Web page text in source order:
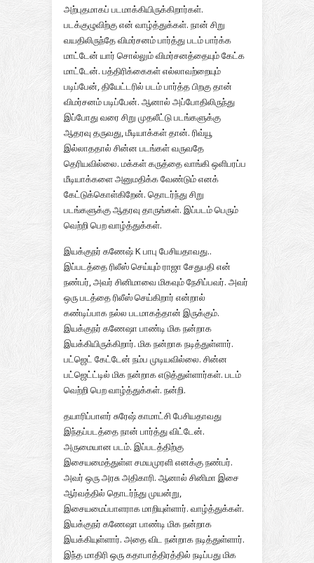
அற்புதமாகப் படமாக்கியிருக்கிறார்கள்.
படக்குழுவிற்கு என் வாழ்த்துக்கள். நான் சிறு
வயதிலிருந்தே விமர்சனம் பார்த்து படம் பார்க்க
மாட்டேன் யார் சொல்லும் விமர்சனத்தையும் கேட்க
மாட்டேன். பத்திரிக்கைகள் எல்லாவற்றையும்
படிப்பேன், தியேட்டரில் படம் பார்த்த பிறகு தான்
விமர்சனம் படிப்பேன். ஆனால் அப்போதிலிருந்து
இப்போது வரை சிறு முதலீட்டு படங்களுக்கு
ஆதரவு தருவது, மீடியாக்கள் தான். ரிவ்யூ
இல்லாததால் சின்ன படங்கள் வருவதே
தெரியவில்லை. மக்கள் கருத்தை வாங்கி ஒளிபரப்ப
மீடியாக்களை அனுமதிக்க வேண்டும் எனக்
கேட்டுக்கொள்கிறேன். தொடர்ந்து சிறு
படங்களுக்கு ஆதரவு தாருங்கள். இப்படம் பெரும்
வெற்றி பெற வாழ்த்துக்கள்.
இயக்குநர் கணேஷ் K பாபு பேசியதாவது..
இப்படத்தை ரிலீஸ் செய்யும் ராஜா சேதுபதி என்
நண்பர், அவர் சினிமாவை மிகவும் நேசிப்பவர். அவர்
ஒரு படத்தை ரிலீஸ் செய்கிறார் என்றால்
கண்டிப்பாக நல்ல படமாகத்தான் இருக்கும்.
இயக்குநர் கணேஷா பாண்டி மிக நன்றாக
இயக்கியிருக்கிறார். மிக நன்றாக நடித்துள்ளார்.
பட்ஜெட் கேட்டேன் நம்ப முடியவில்லை. சின்ன
பட்ஜெட்ட்டில் மிக நன்றாக எடுத்துள்ளார்கள். படம்
வெற்றி பெற வாழ்த்துக்கள். நன்றி.
தயாரிப்பாளர் சுரேஷ் காமாட்சி பேசியதாவது
இந்தப்படத்தை நான் பார்த்து விட்டேன்.
அருமையான படம். இப்படத்திற்கு
இசையமைத்துள்ள சமயமுரளி எனக்கு நண்பர்.
அவர் ஒரு அரசு அதிகாரி. ஆனால் சினிமா இசை
ஆர்வத்தில் தொடர்ந்து முயன்று,
இசையமைப்பாளராக மாறியுள்ளார். வாழ்த்துக்கள்.
இயக்குநர் கணேஷா பாண்டி மிக நன்றாக
இயக்கியுள்ளார். அதை விட நன்றாக நடித்துள்ளார்.
இந்த மாதிரி ஒரு கதாபாத்திரத்தில் நடிப்பது மிக